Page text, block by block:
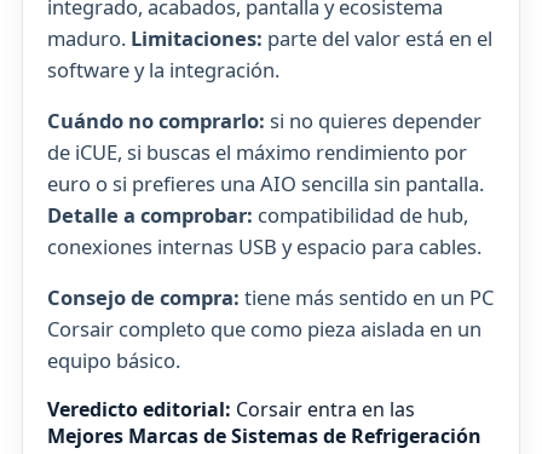
integrado, acabados, pantalla y ecosistema
maduro. Limitaciones: parte del valor está en el
software y la integración.
Cuándo no comprarlo: si no quieres depender
de iCUE, si buscas el máximo rendimiento por
euro o si prefieres una AIO sencilla sin pantalla.
Detalle a comprobar: compatibilidad de hub,
conexiones internas USB y espacio para cables.
Consejo de compra: tiene más sentido en un PC
Corsair completo que como pieza aislada en un
equipo básico.
Veredicto editorial: Corsair entra en las
Mejores Marcas de Sistemas de Refrigeración